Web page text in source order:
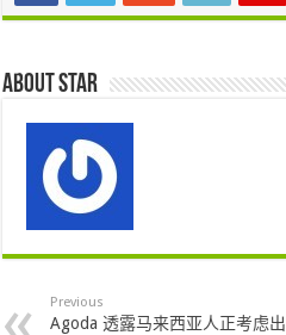
About star
Previous
Agoda 透露马来西亚人正考虑出